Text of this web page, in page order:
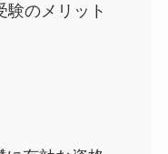
験のメリット